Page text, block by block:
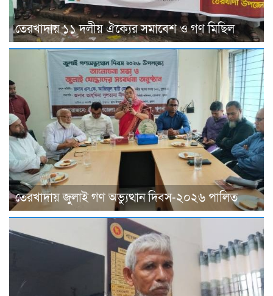
তেরখাদায় ১১ দলীয় ঐক্যের সমাবেশ ও গণ মিছিল
তেরখাদায় জুলাই গণ অভ্যুত্থান দিবস-২০২৬ পালিত